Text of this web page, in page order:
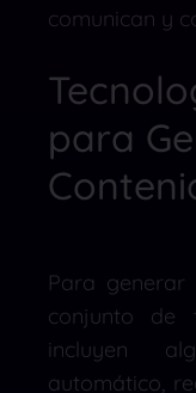
comunican y
para
Para generar
conjunto de
incluyen
automático,